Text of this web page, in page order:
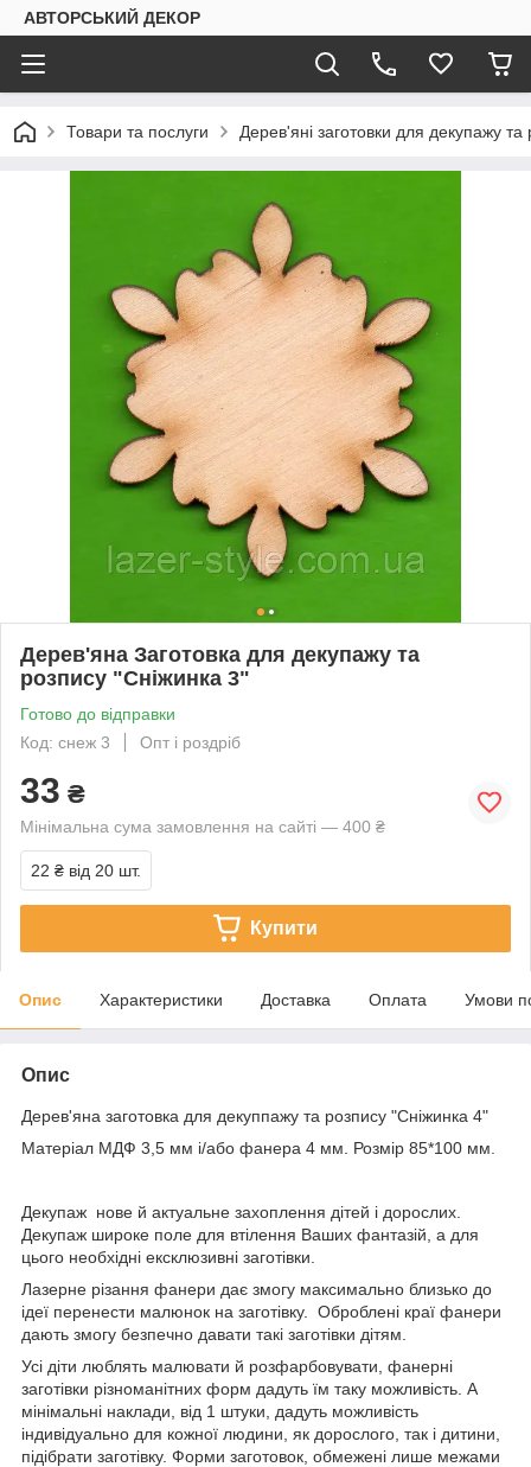
АВТОРСЬКИЙ ДЕКОР
Товари та послуги Дерев'яні заготовки для декупажу
Дерев'яна Заготовка для декупажу та
розпису "Сніжинка 3"
Готово до відправки
Код: снеж 3
Опт і роздріб
33 ₴
Мінімальна сума замовлення на сайті — 400 ₴
22 ₴ від 20 шт.
Купити
Опис Характеристики Доставка Оплата Умови
Опис
Дерев'яна заготовка для декуппажу та розпису "Сніжинка 4"
Матеріал МДФ 3,5 мм і/або фанера 4 мм. Розмір 85*100 мм.
Декупаж нове й актуальне захоплення дітей і дорослих.
Декупаж широке поле для втілення Ваших фантазій, а для
цього необхідні ексклюзивні заготівки.
Лазерне різання фанери дає змогу максимально близько до
ідеї перенести малюнок на заготівку. Оброблені краї фанери
дають змогу безпечно давати такі заготівки дітям.
Усі діти люблять малювати й розфарбовувати, фанерні
заготівки різноманітних форм дадуть їм таку можливість. А
мінімальні наклади, від 1 штуки, дадуть можливість
індивідуально для кожної людини, як дорослого, так і дитини,
підібрати заготівку. Форми заготовок, обмежені лише межами